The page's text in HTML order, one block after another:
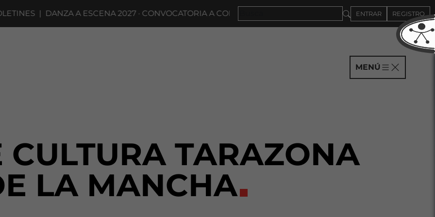
|DANZA A ESCENA 2027 · CONVOCATORIA A COMPAÑÍAS HASTA EL 4DE SEPTIEMBREENTRAR REGISTRO
MENÚ
CULTURA TARAZONA
LA MANCHA